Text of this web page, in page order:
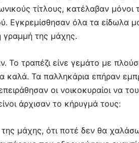
τίτλους, κατέλαβαν μόνοι
Εγκρεμίσθησαν όλα τα είδωλα
γραμμή της μάχης.
Το τραπέζι είνε γεμάτο με
καλά. Τα παλληκάρια επήραν
οι νοικοκυραίοι να
άρχισαν το κήρυγμά τους:
μάχης, ότι ποτέ δεν θα